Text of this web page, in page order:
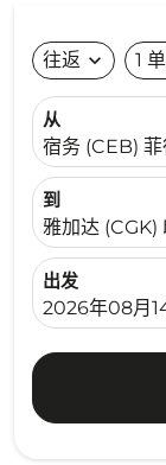
往返 expand_more 1
从
宿务 (CEB) 菲
到
雅加达 (CGK)
出发
fc-booking-
2026年08月